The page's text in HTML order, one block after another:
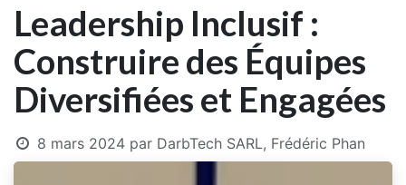
Leadership Inclusif :
Construire des Équipes
Diversifiées et Engagées
8 mars 2024 par DarbTech SARL, Frédéric Phan